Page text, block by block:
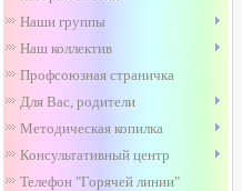
Наши группы
Наш коллектив
Профсоюзная страничка
Для Вас, родители
Методическая копилка
Консультативный центр
Телефон "Горячей линии"